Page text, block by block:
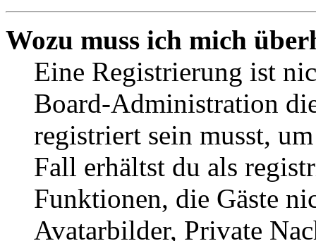
Wozu muss ich mich
Eine Registrierung ist
Board-Administration
registriert sein musst,
Fall erhältst du als
Funktionen, die Gäste
Avatarbilder, Private